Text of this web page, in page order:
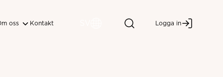
oss Kontakt Logga in